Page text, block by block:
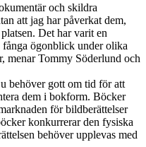
och skildra
att jag har påverkat dem,
Det har varit en
ögonblick under olika
menar Tommy Söderlund och
behöver gott om tid för att
dem i bokform. Böcker
för bildberättelser
konkurrerar den fysiska
behöver upplevas med